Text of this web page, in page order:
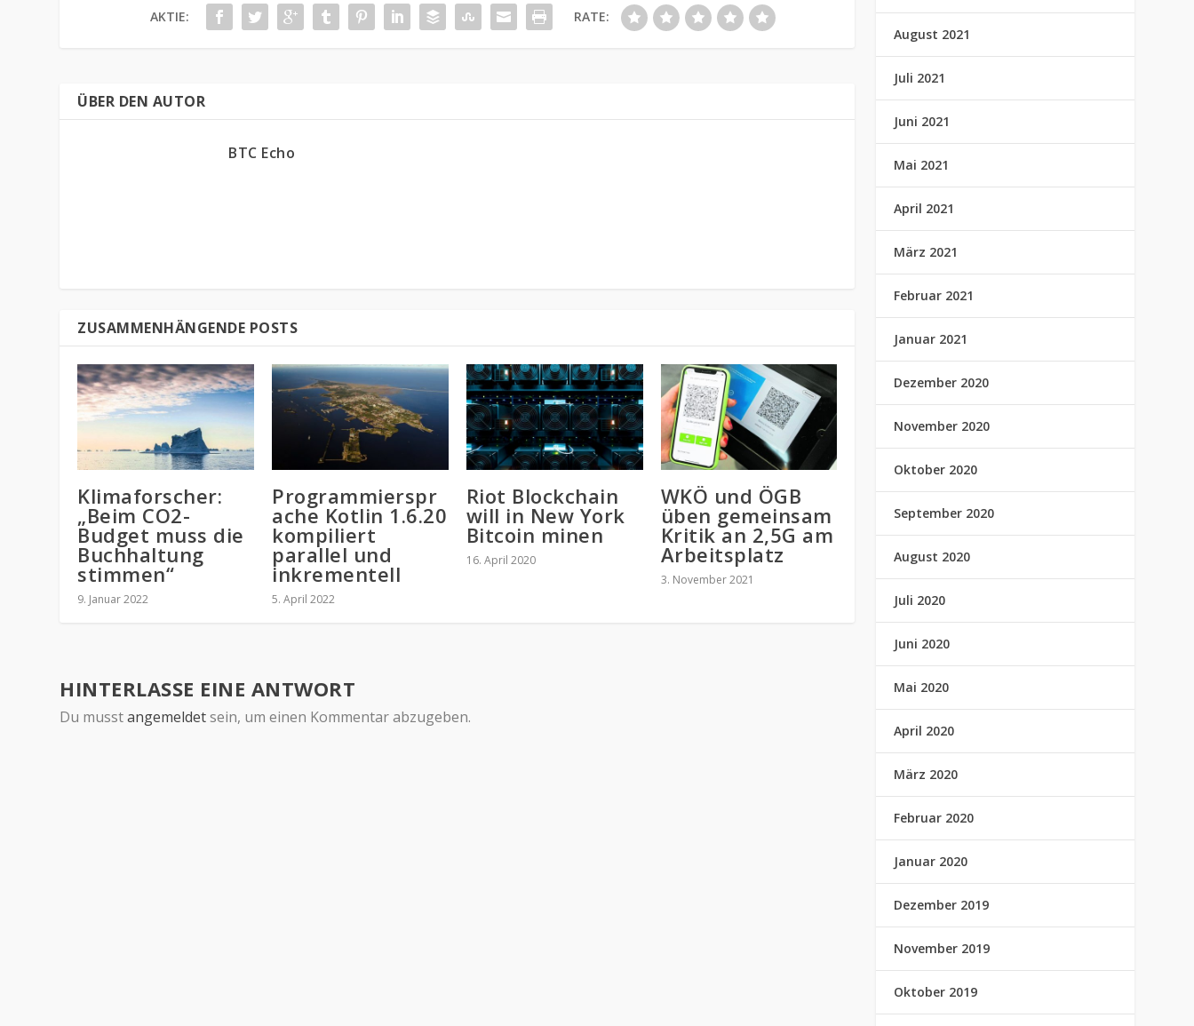
AKTIE: RATE:
ÜBER DEN AUTOR
BTC Echo
ZUSAMMENHÄNGENDE POSTS
Klimaforscher:
„Beim CO2-
Budget muss die
Buchhaltung
stimmen“
9. Januar 2022
Programmierspr
ache Kotlin 1.6.20
kompiliert
parallel und
inkrementell
5. April 2022
Riot Blockchain
will in New York
Bitcoin minen
16. April 2020
WKÖ und ÖGB
üben gemeinsam
Kritik an 2,5G am
Arbeitsplatz
3. November 2021
HINTERLASSE EINE ANTWORT
Du musstangemeldetsein, um einen Kommentar abzugeben.
August 2021
Juli 2021
Juni 2021
Mai 2021
April 2021
März 2021
Februar 2021
Januar 2021
Dezember 2020
November 2020
Oktober 2020
September 2020
August 2020
Juli 2020
Juni 2020
Mai 2020
April 2020
März 2020
Februar 2020
Januar 2020
Dezember 2019
November 2019
Oktober 2019